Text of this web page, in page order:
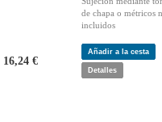
de chapa o métricos
incluidos
16,24 €
Añadir a la cesta
Detalles